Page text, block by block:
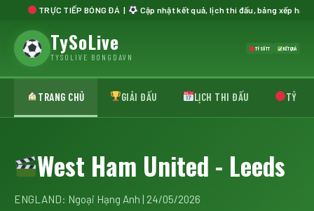
TRỰC TIẾP BÓNG ĐÁ | Cập nhật kết quả, lịch thi đấu, bảng xếp hạng
TySoLive
TYSOLIVE BONGDAVN
TỶ SỐ TT KẾT QUẢ
TRANG CHỦ GIẢI ĐẤU LỊCH THI ĐẤU TỶ SỐ
West Ham United - Leeds
ENGLAND: Ngoại Hạng Anh | 24/05/2026